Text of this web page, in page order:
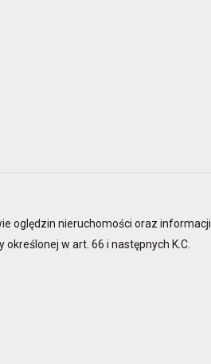
oględzin nieruchomości oraz informacji
w art. 66 i następnych K.C.